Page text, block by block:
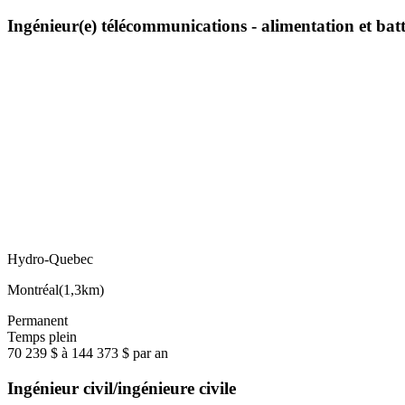
Ingénieur(e) télécommunications - alimentation et
Hydro-Quebec
Montréal(1,3km)
Permanent
Temps plein
70 239 $ à 144 373 $ par an
Ingénieur civil/ingénieure civile